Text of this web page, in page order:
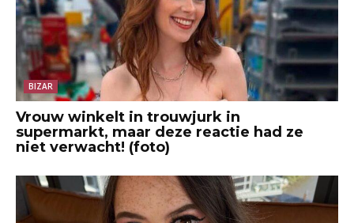
BIZAR
Vrouw winkelt in trouwjurk in
supermarkt, maar deze reactie had ze
niet verwacht! (foto)